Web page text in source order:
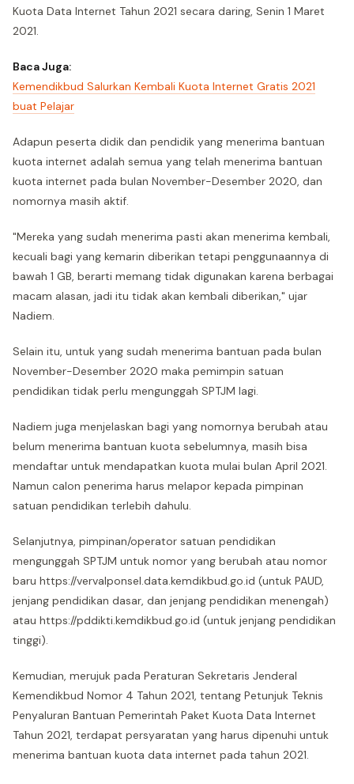
Kuota Data Internet Tahun 2021 secara daring, Senin 1 Maret
2021.
Baca Juga:
Kemendikbud Salurkan Kembali Kuota Internet Gratis 2021
buat Pelajar
Adapun peserta didik dan pendidik yang menerima bantuan
kuota internet adalah semua yang telah menerima bantuan
kuota internet pada bulan November-Desember 2020, dan
nomornya masih aktif.
"Mereka yang sudah menerima pasti akan menerima kembali,
kecuali bagi yang kemarin diberikan tetapi penggunaannya di
bawah 1 GB, berarti memang tidak digunakan karena berbagai
macam alasan, jadi itu tidak akan kembali diberikan," ujar
Nadiem.
Selain itu, untuk yang sudah menerima bantuan pada bulan
November-Desember 2020 maka pemimpin satuan
pendidikan tidak perlu mengunggah SPTJM lagi.
Nadiem juga menjelaskan bagi yang nomornya berubah atau
belum menerima bantuan kuota sebelumnya, masih bisa
mendaftar untuk mendapatkan kuota mulai bulan April 2021.
Namun calon penerima harus melapor kepada pimpinan
satuan pendidikan terlebih dahulu.
Selanjutnya, pimpinan/operator satuan pendidikan
mengunggah SPTJM untuk nomor yang berubah atau nomor
baru https://vervalponsel.data.kemdikbud.go.id (untuk PAUD,
jenjang pendidikan dasar, dan jenjang pendidikan menengah)
atau https://pddikti.kemdikbud.go.id (untuk jenjang pendidikan
tinggi).
Kemudian, merujuk pada Peraturan Sekretaris Jenderal
Kemendikbud Nomor 4 Tahun 2021, tentang Petunjuk Teknis
Penyaluran Bantuan Pemerintah Paket Kuota Data Internet
Tahun 2021, terdapat persyaratan yang harus dipenuhi untuk
menerima bantuan kuota data internet pada tahun 2021.